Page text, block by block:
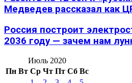
Медведев рассказал как
Россия построит
2036 году — зачем нам
Июль 2020
Пн Вт Ср Чт Пт Сб Вс